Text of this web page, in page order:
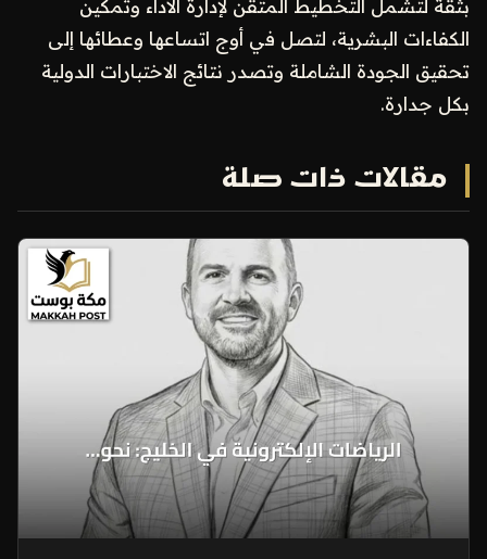
بثقة لتشمل التخطيط المتقن لإدارة الأداء وتمكين
الكفاءات البشرية، لتصل في أوج اتساعها وعطائها إلى
تحقيق الجودة الشاملة وتصدر نتائج الاختبارات الدولية
بكل جدارة.
مقالات ذات صلة